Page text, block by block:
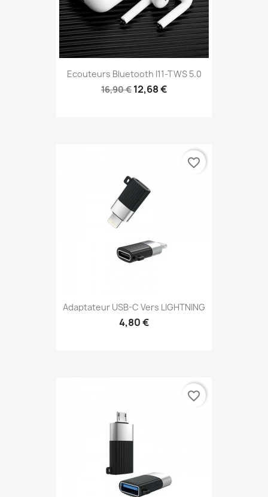
Ecouteurs Bluetooth I11-TWS 5.0
16,90 € 12,68 €
Adaptateur USB-C Vers LIGHTNING
4,80 €
favorite_border
favorite_border